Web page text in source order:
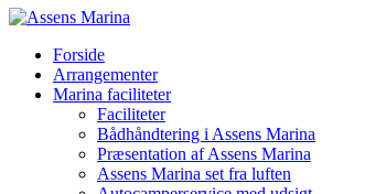
Forside
Arrangementer
Marina faciliteter
Faciliteter
Bådhåndtering i Assens Marina
Præsentation af Assens Marina
Assens Marina set fra luften